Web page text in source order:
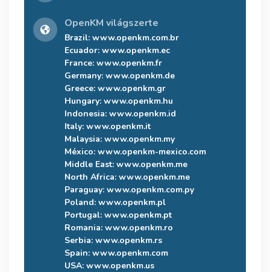
OpenKM világszerte
Brazil: www.openkm.com.br
Ecuador: www.openkm.ec
France: www.openkm.fr
Germany: www.openkm.de
Greece: www.openkm.gr
Hungary: www.openkm.hu
Indonesia: www.openkm.id
Italy: www.openkm.it
Malaysia: www.openkm.my
México: www.openkm-mexico.com
Middle East: www.openkm.me
North Africa: www.openkm.me
Paraguay: www.openkm.com.py
Poland: www.openkm.pl
Portugal: www.openkm.pt
Romania: www.openkm.ro
Serbia: www.openkm.rs
Spain: www.openkm.com
USA: www.openkm.us